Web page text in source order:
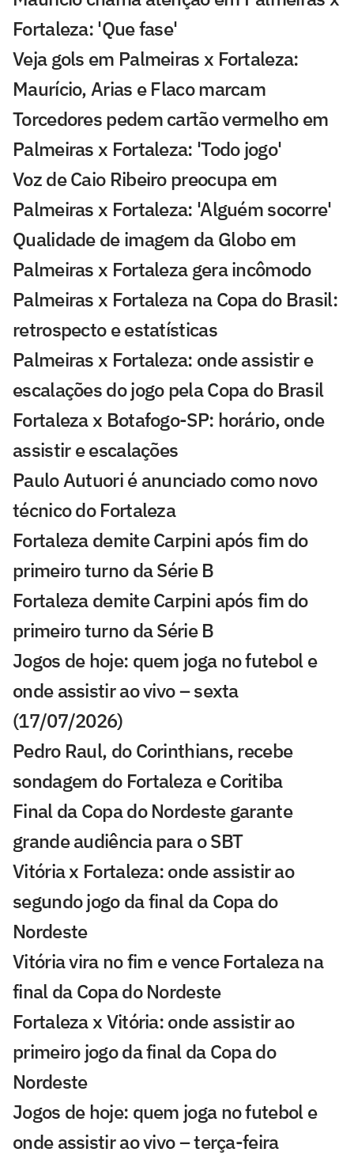
Fortaleza: 'Que fase'
Veja gols em Palmeiras x Fortaleza:
Maurício, Arias e Flaco marcam
Torcedores pedem cartão vermelho em
Palmeiras x Fortaleza: 'Todo jogo'
Voz de Caio Ribeiro preocupa em
Palmeiras x Fortaleza: 'Alguém socorre'
Qualidade de imagem da Globo em
Palmeiras x Fortaleza gera incômodo
Palmeiras x Fortaleza na Copa do Brasil:
retrospecto e estatísticas
Palmeiras x Fortaleza: onde assistir e
escalações do jogo pela Copa do Brasil
Fortaleza x Botafogo-SP: horário, onde
assistir e escalações
Paulo Autuori é anunciado como novo
técnico do Fortaleza
Fortaleza demite Carpini após fim do
primeiro turno da Série B
Fortaleza demite Carpini após fim do
primeiro turno da Série B
Jogos de hoje: quem joga no futebol e
onde assistir ao vivo – sexta
(17/07/2026)
Pedro Raul, do Corinthians, recebe
sondagem do Fortaleza e Coritiba
Final da Copa do Nordeste garante
grande audiência para o SBT
Vitória x Fortaleza: onde assistir ao
segundo jogo da final da Copa do
Nordeste
Vitória vira no fim e vence Fortaleza na
final da Copa do Nordeste
Fortaleza x Vitória: onde assistir ao
primeiro jogo da final da Copa do
Nordeste
Jogos de hoje: quem joga no futebol e
onde assistir ao vivo – terça-feira